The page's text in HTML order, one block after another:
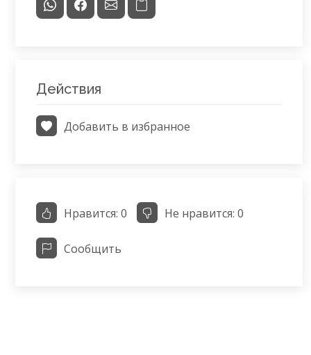
Действия
Добавить в избранное
Нравится: 0 Не нравится: 0
Сообщить